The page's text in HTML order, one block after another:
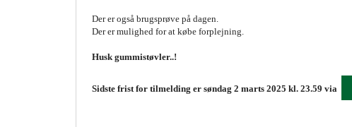
Der er også brugsprøve på dagen.
Der er mulighed for at købe forplejning.
Husk gummistøvler..!
Sidste frist for tilmelding er søndag 2 marts 2025 kl. 23.59 via